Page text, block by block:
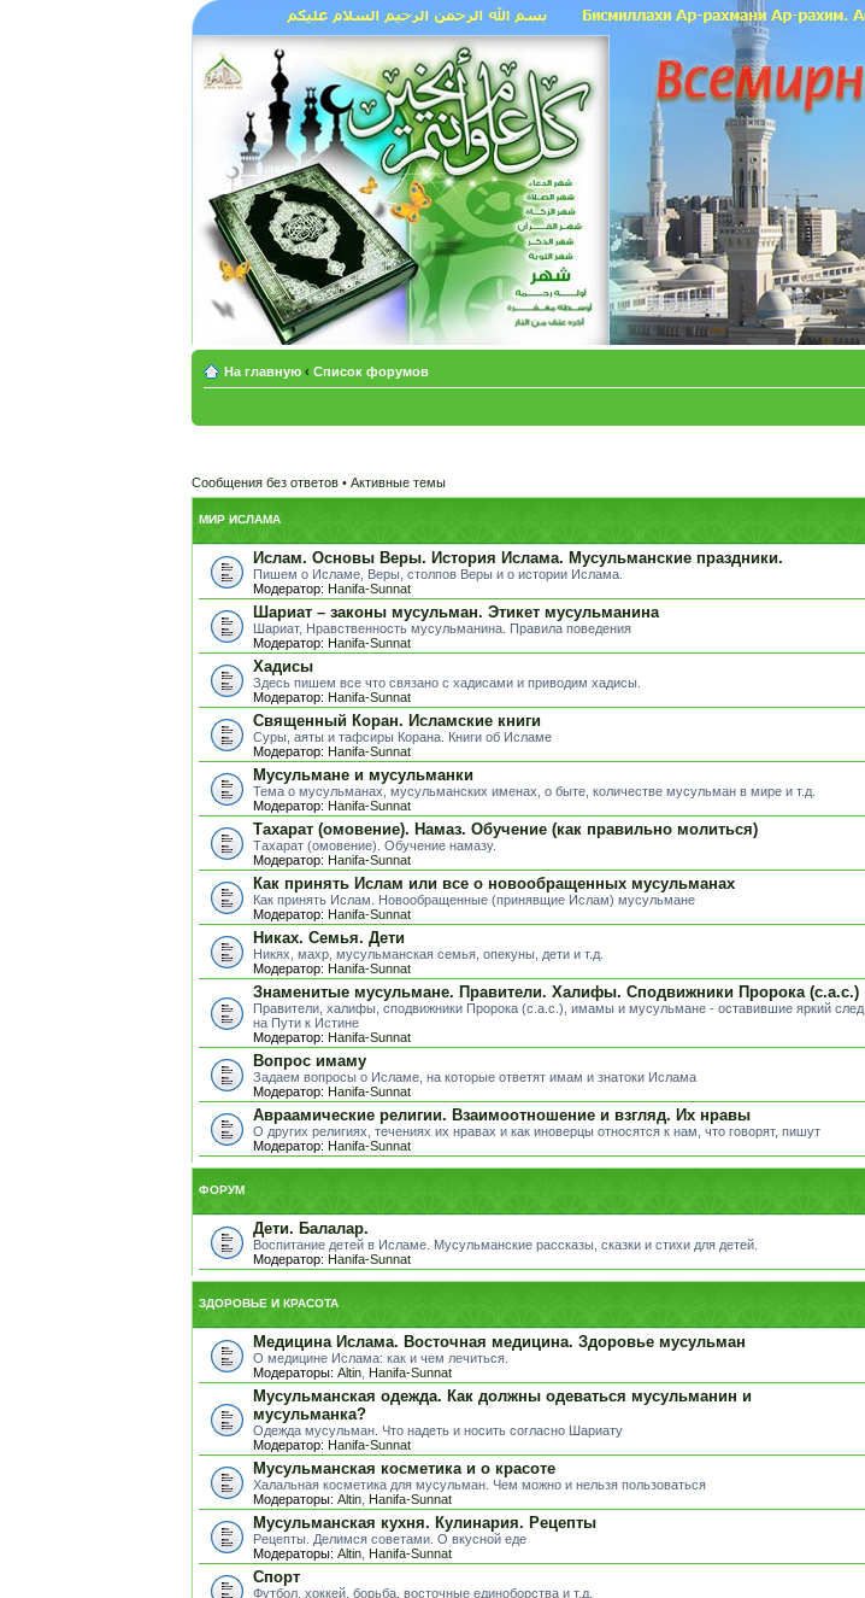
На главную ‹ Список форумов
Сообщения без ответов • Активные темы
МИР ИСЛАМА
Ислам. Основы Веры. История Ислама. Мусульманские праздники.
Пишем о Исламе, Веры, столпов Веры и о истории Ислама.
Модератор: Hanifa-Sunnat
Шариат – законы мусульман. Этикет мусульманина
Шариат, Нравственность мусульманина. Правила поведения
Модератор: Hanifa-Sunnat
Хадисы
Здесь пишем все что связано с хадисами и приводим хадисы.
Модератор: Hanifa-Sunnat
Священный Коран. Исламские книги
Суры, аяты и тафсиры Корана. Книги об Исламе
Модератор: Hanifa-Sunnat
Мусульмане и мусульманки
Тема о мусульманах, мусульманских именах, о быте, количестве мусульман в мире и т.д.
Модератор: Hanifa-Sunnat
Тахарат (омовение). Намаз. Обучение (как правильно молиться)
Тахарат (омовение). Обучение намазу.
Модератор: Hanifa-Sunnat
Как принять Ислам или все о новообращенных мусульманах
Как принять Ислам. Новообращенные (принявщие Ислам) мусульмане
Модератор: Hanifa-Sunnat
Никах. Семья. Дети
Никях, махр, мусульманская семья, опекуны, дети и т.д.
Модератор: Hanifa-Sunnat
Знаменитые мусульмане. Правители. Халифы. Сподвижники Пророка (с.а.с.)
Правители, халифы, сподвижники Пророка (с.а.с.), имамы и мусульмане - оставившие яркий след
на Пути к Истине
Модератор: Hanifa-Sunnat
Вопрос имаму
Задаем вопросы о Исламе, на которые ответят имам и знатоки Ислама
Модератор: Hanifa-Sunnat
Авраамические религии. Взаимоотношение и взгляд. Их нравы
О других религиях, течениях их нравах и как иноверцы относятся к нам, что говорят, пишут
Модератор: Hanifa-Sunnat
ФОРУМ
Дети. Балалар.
Воспитание детей в Исламе. Мусульманские рассказы, сказки и стихи для детей.
Модератор: Hanifa-Sunnat
ЗДОРОВЬЕ И КРАСОТА
Медицина Ислама. Восточная медицина. Здоровье мусульман
О медицине Ислама: как и чем лечиться.
Модераторы: Altin Hanifa-Sunnat
Мусульманская одежда. Как должны одеваться мусульманин и
мусульманка?
Одежда мусульман. Что надеть и носить согласно Шариату
Модератор: Hanifa-Sunnat
Мусульманская косметика и о красоте
Халальная косметика для мусульман. Чем можно и нельзя пользоваться
Модераторы: Altin Hanifa-Sunnat
Мусульманская кухня. Кулинария. Рецепты
Рецепты. Делимся советами. О вкусной еде
Модераторы: Altin Hanifa-Sunnat
Спорт
Футбол, хоккей, борьба, восточные единоборства и т.д.